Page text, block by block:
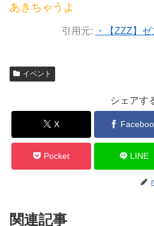
あきちゃうよ
引用元: ・【ZZZ】
イベント
シェアす
X
Pocket LINE
関連記事